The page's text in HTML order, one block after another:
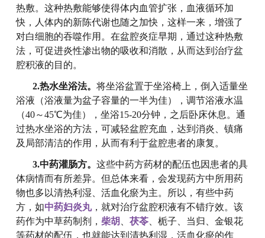
热敷。这种热敷能够使得体内血管扩张，血液循环加
快，人体内的新陈代谢也随之加快，这样一来，增强了
对白细胞的吞噬作用。在盆腔炎症早期，通过这种热敷
法，可促进炎性渗出物的吸收和消散，从而达到治疗盆
腔积液的目的。
2.热水坐浴法。 将坐浴盆置于坐浴椅上，倒入适量坐
浴液（浴液量为盆子容量的一半为佳），调节浴液水温
（40～45℃为佳），坐浴15-20分钟，之后卧床休息。通
过热水坐浴的方法，可减轻盆腔充血，达到消炎、镇痛
及局部清洁的作用，从而有利于盆腔患者的康复。
3.中药灌肠方。 这些中药方药材的配伍也因患者的具
体病情而有所差异。但总体来看，会发现药方中所用药
物也多以清热利湿、活血化瘀为主。所以，有些中药
方，如中药妇炎丸，就对治疗盆腔积液有不错疗效。该
药作为中草药制剂， 柴胡 、 茯苓、栀子、当归、金银花
等药材的配伍，也就能达到清热利湿，活血化瘀的作